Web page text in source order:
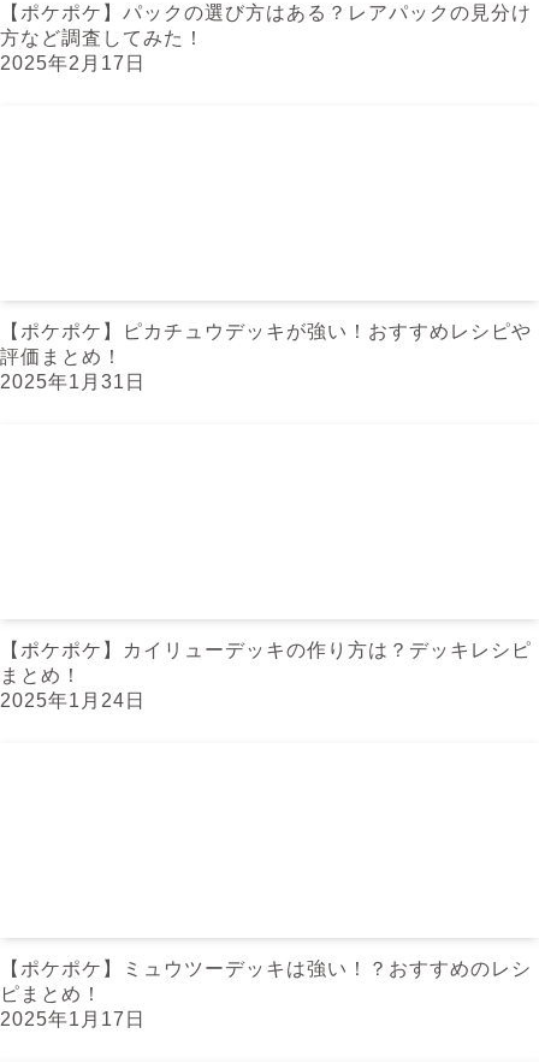
【ポケポケ】パックの選び方はある？レアパックの見分け
方など調査してみた！
2025年2月17日
【ポケポケ】ピカチュウデッキが強い！おすすめレシピや
評価まとめ！
2025年1月31日
【ポケポケ】カイリューデッキの作り方は？デッキレシピ
まとめ！
2025年1月24日
【ポケポケ】ミュウツーデッキは強い！？おすすめのレシ
ピまとめ！
2025年1月17日